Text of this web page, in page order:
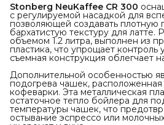
Stonberg NeuKaffee CR 300
с регулируемой насадкой для
позволяющей создавать плотную
бархатистую текстуру для латте.
объемом 1.2 литра, выполнен из
пластика, что упрощает контроль
съемная конструкция облегчает
Дополнительной особенностью
подогрева чашек, расположенная
кофеварки. Эта металлическая
остаточное тепло бойлера для
температуры чашек, что
остывание эспрессо или